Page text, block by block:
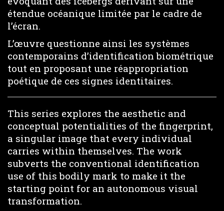
étendue océanique limitée par le cadre de
l’écran.
L’œuvre questionne ainsi les systèmes
contemporains d’identification biométrique
tout en proposant une réappropriation
poétique de ces signes identitaires.
This series explores the aesthetic and
conceptual potentialities of the fingerprint,
a singular image that every individual
carries within themselves. The work
subverts the conventional identification
use of this bodily mark to make it the
starting point for an autonomous visual
transformation.